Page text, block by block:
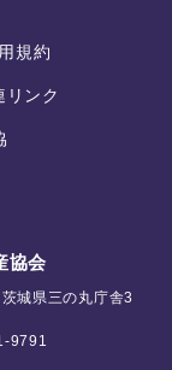
規約
リンク
協会
城県三の丸庁舎3
9791